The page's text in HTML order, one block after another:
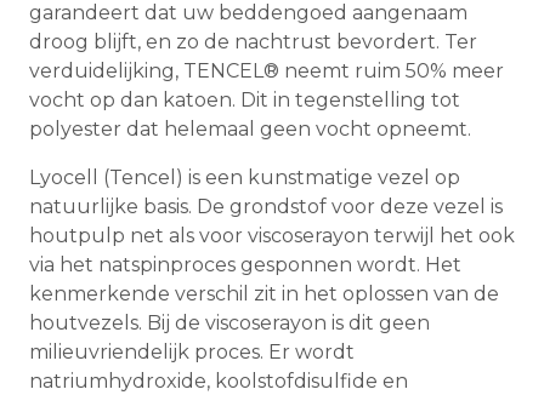
garandeert dat uw beddengoed aangenaam
droog blijft, en zo de nachtrust bevordert. Ter
verduidelijking, TENCEL® neemt ruim 50% meer
vocht op dan katoen. Dit in tegenstelling tot
polyester dat helemaal geen vocht opneemt.
Lyocell (Tencel) is een kunstmatige vezel op
natuurlijke basis. De grondstof voor deze vezel is
houtpulp net als voor viscoserayon terwijl het ook
via het natspinproces gesponnen wordt. Het
kenmerkende verschil zit in het oplossen van de
houtvezels. Bij de viscoserayon is dit geen
milieuvriendelijk proces. Er wordt
natriumhydroxide, koolstofdisulfide en